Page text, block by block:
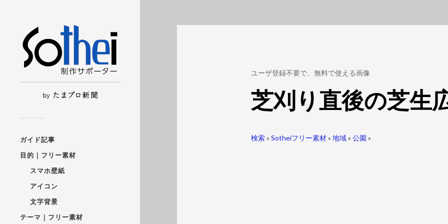
ガイド記事
目的｜フリー素材
スマホ壁紙
アイコン
文字背景
テーマ｜フリー素材
ユーザ登録不要で、無料で使える画像
芝刈り直後の芝生
検索» Sotheiフリー素材» 地域» 公園 »